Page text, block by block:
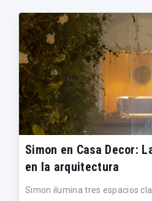
Simon en Casa Decor:
en la arquitectura
Simon ilumina tres espacios